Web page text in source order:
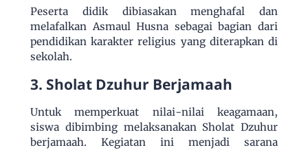
Peserta didik dibiasakan menghafal dan
melafalkan Asmaul Husna sebagai bagian dari
pendidikan karakter religius yang diterapkan di
sekolah.
3. Sholat Dzuhur Berjamaah
Untuk memperkuat nilai-nilai keagamaan,
siswa dibimbing melaksanakan Sholat Dzuhur
berjamaah. Kegiatan ini menjadi sarana